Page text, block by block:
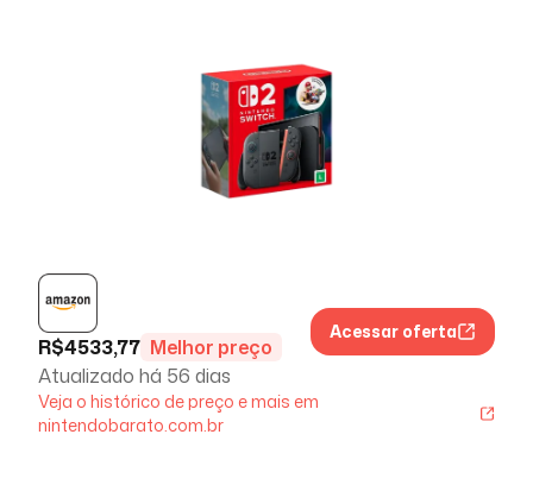
R$4533,77 Melhor preço
Atualizado há 56 dias
Acessar oferta
Veja o histórico de preço e mais em
nintendobarato.com.br